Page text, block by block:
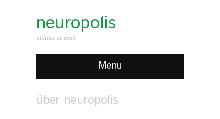
neuropolis
culture at work
Menu
über neuropolis